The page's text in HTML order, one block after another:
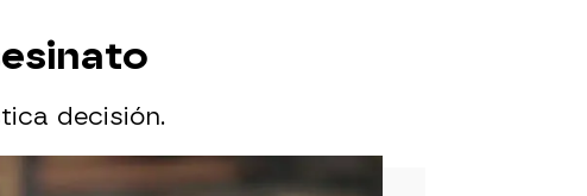
decisión.